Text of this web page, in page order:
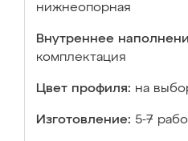
нижнеопорная
Внутреннее
комплектация
Цвет профиля: на
Изготовление: 5-7